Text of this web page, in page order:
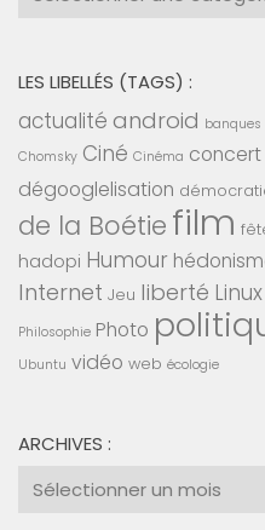
LES LIBELLÉS (TAGS) :
actualité android banques
Chomsky Ciné Cinéma concert
dégooglelisation
de la Boétie film
hadopi Humour
Internet Jeu liberté Linux
Philosophie Photo
Ubuntu vidéo web écologie
ARCHIVES :
Archives